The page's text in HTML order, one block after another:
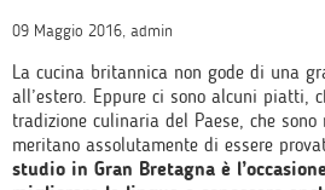
09 Maggio 2016, admin
La cucina britannica non gode di una
all’estero. Eppure ci sono alcuni piatti,
tradizione culinaria del Paese, che
meritano assolutamente di essere
studio in Gran Bretagna è